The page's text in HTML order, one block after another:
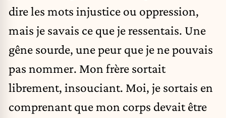
dire les mots injustice ou oppression,
mais je savais ce que je ressentais. Une
gêne sourde, une peur que je ne pouvais
pas nommer. Mon frère sortait
librement, insouciant. Moi, je sortais en
comprenant que mon corps devait être